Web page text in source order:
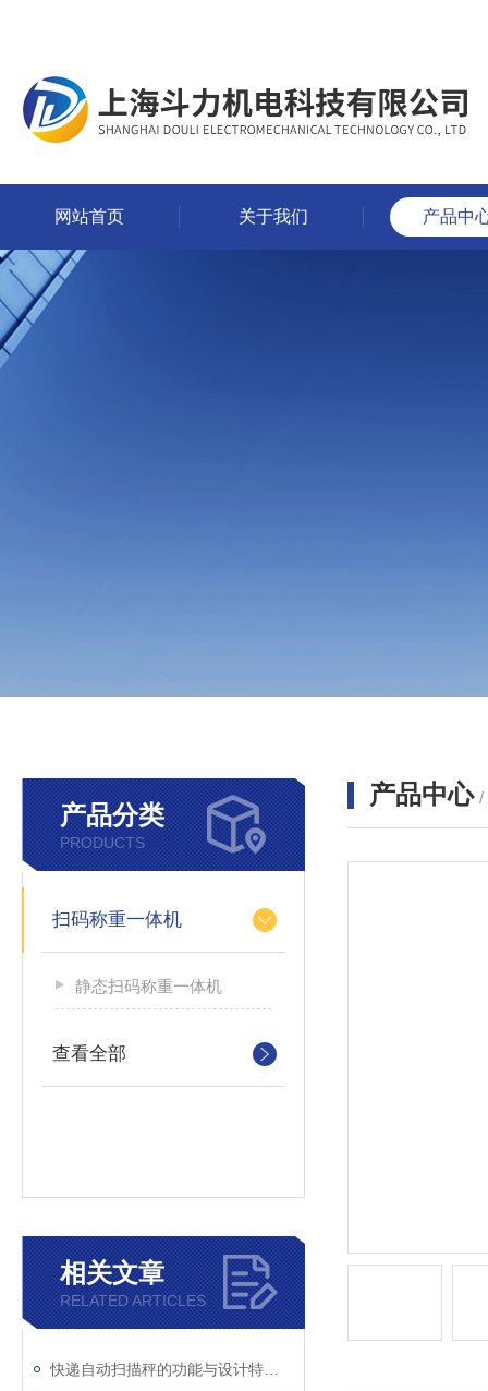
网站首页 关于我们 产品中
产品分类
PRODUCTS
扫码称重一体机
静态扫码称重一体机
查看全部
相关文章
RELATED ARTICLES
产品中心 /